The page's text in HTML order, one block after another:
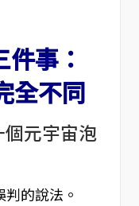
事：
全不同
元宇宙泡
的說法。